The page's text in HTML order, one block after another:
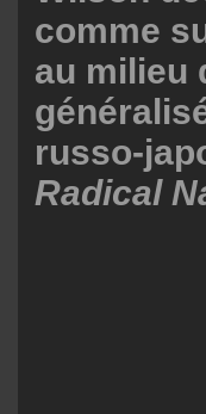
comme
au milieu
russo-
Radical